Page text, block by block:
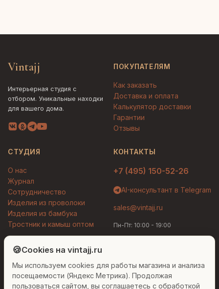
Vintajj
Интерьерная студия с
отбором. Уникальные находки
для вашего дома.
ПОКУПАТЕЛЯМ
Как заказать
Доставка и оплата
Калькулятор доставки
Гарантии
Отзывы
СТУДИЯ
О нас
Журнал
Сотрудничество
Изделия из проволоки
Изделия из бамбука
Тростник и камыш оптом
КОНТАКТЫ
+7 (495) 150-52-26
AI-консультант в Telegram
sales@vintajj.ru
Пн-Пт: 10:00 - 19:00
© 2026 Vintajj. Все права защищены.
Договор оферты
Политика конфиденциальности
Согласие на обработку ПДн
Настройки cookies
🍪Cookies на vintajj.ru
Мы используем cookies для работы магазина и анализа
посещаемости (Яндекс Метрика). Продолжая
пользоваться сайтом, вы соглашаетесь с обработкой
Людмила
Привет! Я Людмила, ваш персональный
консультант по декору. Чем могу помочь?